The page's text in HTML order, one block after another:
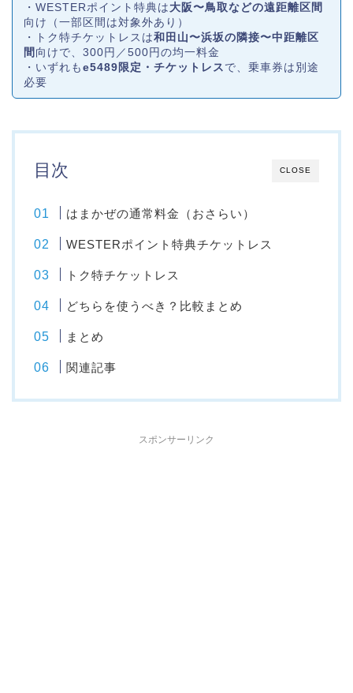
・WESTERポイント特典は大阪〜鳥取などの遠距離区間
向け（一部区間は対象外あり）
・トク特チケットレスは和田山〜浜坂の隣接〜中距離区
間 向けで、300円／500円の均一料金
・いずれもe5489限定・チケットレスで、乗車券は別途
必要
CLOSE
目次
はまかぜの通常料金（おさらい）
WESTERポイント特典チケットレス
トク特チケットレス
どちらを使うべき？比較まとめ
まとめ
関連記事
スポンサーリンク